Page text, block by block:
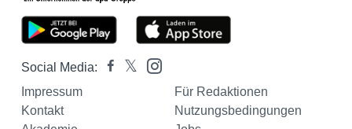
Social Media:
Impressum
Für Redaktionen
Kontakt
Nutzungsbedingungen